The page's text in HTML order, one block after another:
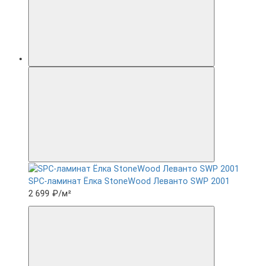
SPC-ламинат Ëлка StoneWood Леванто SWP 2001
2 699 ₽/м²